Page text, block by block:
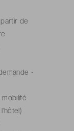
de
-